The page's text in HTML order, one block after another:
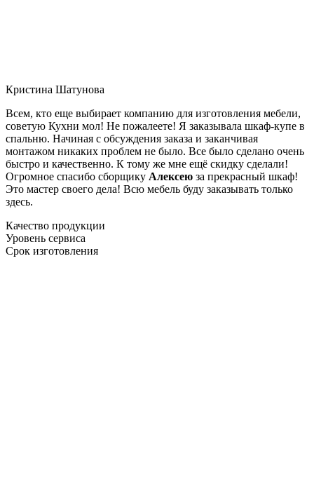
Кристина Шатунова
Всем, кто еще выбирает компанию для изготовления мебели,
советую Кухни мол! Не пожалеете! Я заказывала шкаф-купе в
спальню. Начиная с обсуждения заказа и заканчивая
монтажом никаких проблем не было. Все было сделано очень
быстро и качественно. К тому же мне ещё скидку сделали!
Огромное спасибо сборщику Алексею за прекрасный шкаф!
Это мастер своего дела! Всю мебель буду заказывать только
здесь.
Качество продукции
Уровень сервиса
Срок изготовления